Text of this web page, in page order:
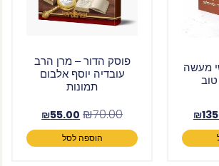
מעשה
₪
פוסק הדור – מרן הרב
עובדיה יוסף אלבום
תמונות
₪70.00
₪55.00
הוספה לסל